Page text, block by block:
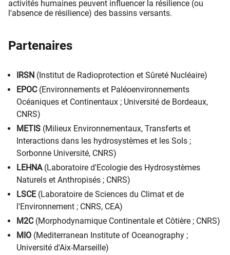
activités humaines peuvent influencer la résilience (ou
l'absence de résilience) des bassins versants.​
Partenaires
IRSN (Institut de Radioprotection et Sûreté Nucléaire)
EPOC (Environnements et Paléoenvironnements
Océaniques et Continentaux ; Université de Bordeaux,
CNRS)
METIS (Milieux Environnementaux, Transferts et
Interactions dans les hydrosystèmes et les Sols ;
Sorbonne Université, CNRS)
LEHNA (Laboratoire d'Ecologie des Hydrosystèmes
Naturels et Anthropisés ; CNRS)
LSCE (Laboratoire de Sciences du Climat et de
l'Environnement ; CNRS, CEA)
M2C (Morphodynamique Continentale et Côtière ; CNRS)
MIO (Mediterranean Institute of Oceanography ;
Université d'Aix-Marseille)